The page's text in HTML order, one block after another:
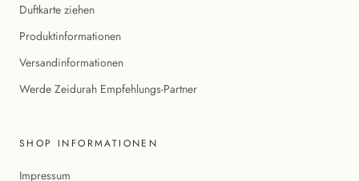
Duftkarte ziehen
Produktinformationen
Versandinformationen
Werde Zeidurah Empfehlungs-Partner
SHOP INFORMATIONEN
Impressum